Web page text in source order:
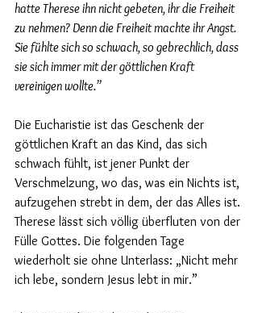
hatte Therese ihn nicht gebeten, ihr die Freiheit
zu nehmen? Denn die Freiheit machte ihr Angst.
Sie fühlte sich so schwach, so gebrechlich, dass
sie sich immer mit der göttlichen Kraft
vereinigen wollte.”
Die Eucharistie ist das Geschenk der
göttlichen Kraft an das Kind, das sich
schwach fühlt, ist jener Punkt der
Verschmelzung, wo das, was ein Nichts ist,
aufzugehen strebt in dem, der das Alles ist.
Therese lässt sich völlig überfluten von der
Fülle Gottes. Die folgenden Tage
wiederholt sie ohne Unterlass: „Nicht mehr
ich lebe, sondern Jesus lebt in mir.”